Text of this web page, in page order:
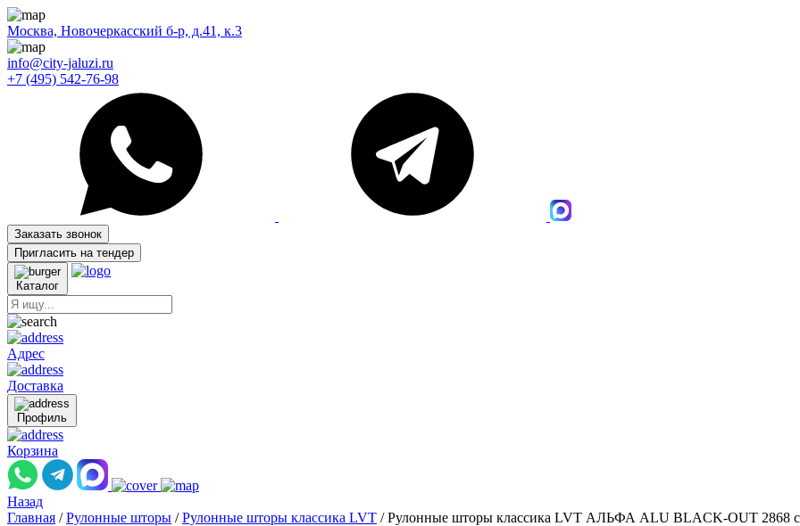
Москва, Новочеркасский б-р, д.41, к.3
info@city-jaluzi.ru
+7 (495) 542-76-98
Заказать звонок
Пригласить на тендер
Каталог
Адрес
Доставка
Профиль
Корзина
Назад
Главная / Рулонные шторы / Рулонные шторы классика LVT / Рулонные шторы классика LVT АЛЬФА ALU BLACK-OUT 2868